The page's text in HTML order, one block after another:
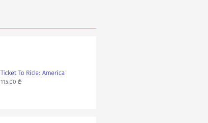
Ticket To Ride: America
115.00 ₾